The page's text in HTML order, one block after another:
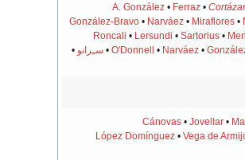
A. González• Ferraz• Cortázar
González-Bravo• Narváez• Miraflores•
Roncali • Lersundi • Sartorius•
O'Donnell • Narváez•
• سـِرانو •
Cánovas• Jovellar•
López Domínguez• Vega de